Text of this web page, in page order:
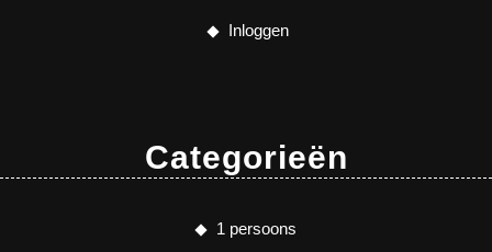
Inloggen
Categorieën
1 persoons